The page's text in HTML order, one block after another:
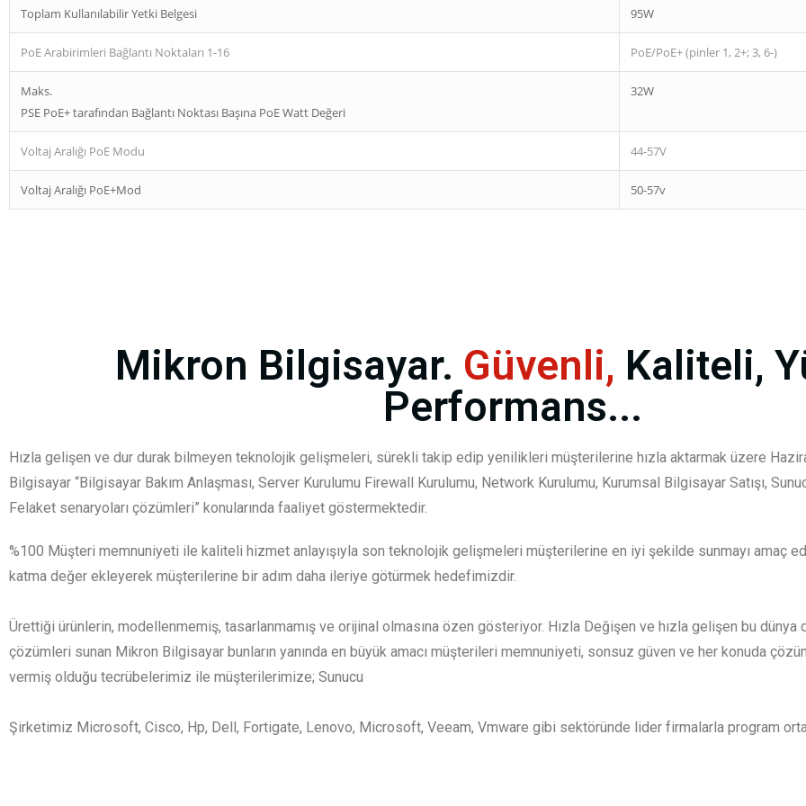
Toplam Kullanılabilir Yetki Belgesi 95W
PoE Arabirimleri Bağlantı Noktaları 1-16 PoE/PoE+ (pinler 1, 2+; 3, 6-)
Maks.
PSE PoE+ tarafından Bağlantı Noktası Başına PoE Watt Değeri
32W
Voltaj Aralığı PoE Modu 44-57V
Voltaj Aralığı PoE+Mod 50-57v
Mikron Bilgisayar. Güvenli, Kaliteli,
Performans...
Hızla gelişen ve dur durak bilmeyen teknolojik gelişmeleri, sürekli takip edip yenilikleri müşterilerine hızla aktarmak üzere
Bilgisayar “Bilgisayar Bakım Anlaşması, Server Kurulumu Firewall Kurulumu, Network Kurulumu, Kurumsal Bilgisayar Satışı,
Felaket senaryoları çözümleri” konularında faaliyet göstermektedir.
%100 Müşteri memnuniyeti ile kaliteli hizmet anlayışıyla son teknolojik gelişmeleri müşterilerine en iyi şekilde sunmayı amaç
katma değer ekleyerek müşterilerine bir adım daha ileriye götürmek hedefimizdir.
Ürettiği ürünlerin, modellenmemiş, tasarlanmamış ve orijinal olmasına özen gösteriyor. Hızla Değişen ve hızla gelişen bu
çözümleri sunan Mikron Bilgisayar bunların yanında en büyük amacı müşterileri memnuniyeti, sonsuz güven ve her konuda
vermiş olduğu tecrübelerimiz ile müşterilerimize; Sunucu
Şirketimiz Microsoft, Cisco, Hp, Dell, Fortigate, Lenovo, Microsoft, Veeam, Vmware gibi sektöründe lider firmalarla program